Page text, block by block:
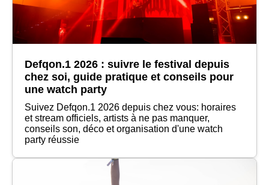
Defqon.1 2026 : suivre le festival depuis
chez soi, guide pratique et conseils pour
une watch party
Suivez Defqon.1 2026 depuis chez vous: horaires
et stream officiels, artists à ne pas manquer,
conseils son, déco et organisation d'une watch
party réussie